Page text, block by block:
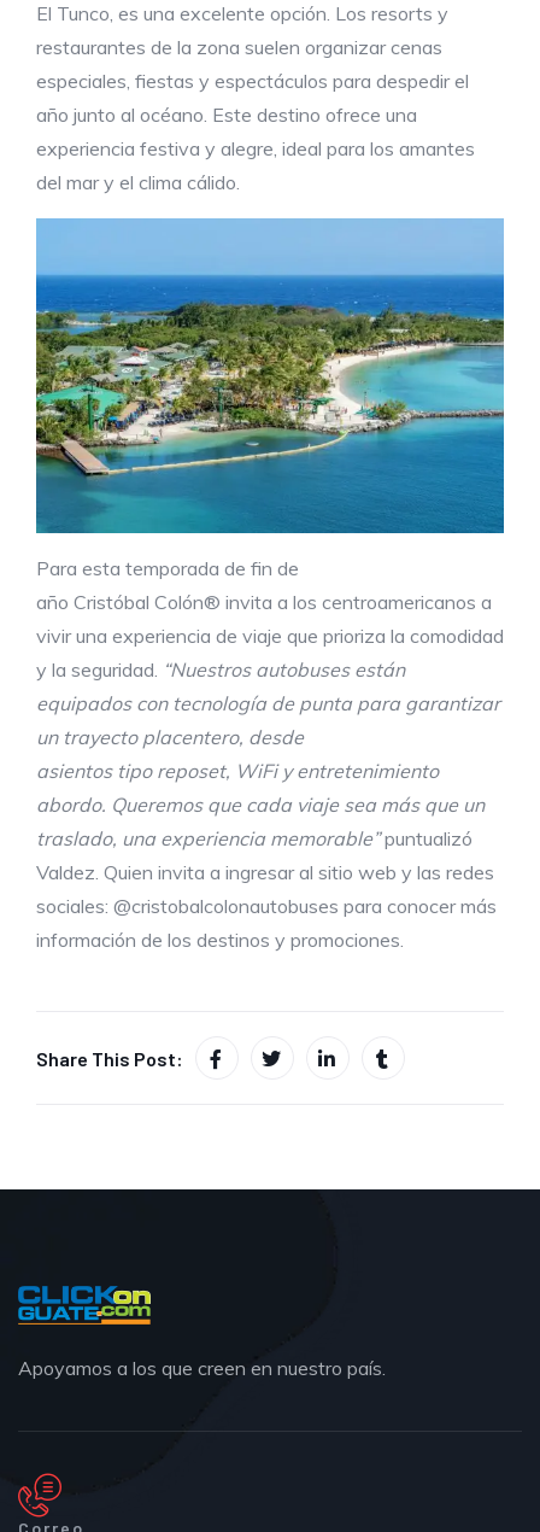
El Tunco, es una excelente opción. Los resorts y
restaurantes de la zona suelen organizar cenas
especiales, fiestas y espectáculos para despedir el
año junto al océano. Este destino ofrece una
experiencia festiva y alegre, ideal para los amantes
del mar y el clima cálido.
Para esta temporada de fin de
año Cristóbal Colón® invita a los centroamericanos a
vivir una experiencia de viaje que prioriza la comodidad
y la seguridad. “Nuestros autobuses están
equipados con tecnología de punta para garantizar
un trayecto placentero, desde
asientostipo reposet, WiFiy entretenimiento
abordo. Queremos que cada viaje sea más que un
traslado, una experiencia memorable”puntualizó
Valdez. Quien invita a ingresar al sitio web y las redes
sociales: @cristobalcolonautobuses para conocer más
información de los destinos y promociones.
Share This Post:
Apoyamos a los que creen en nuestro país.
Correo